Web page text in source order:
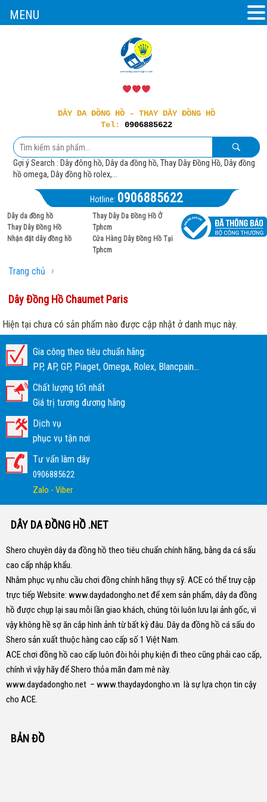
DÂY DA ĐỒNG HỒ - THAY DÂY ĐỒNG HỒ
Tel: 0906885622
Gợi ý Search : Dây đông hồ, Dây da đồng hồ, Thay Dây Đồng Hồ, Dây đồng
hồ omega, Dây đồng hồ rolex,...
Hotline: 0906885622
Dây da đồng hồ
Thay Dây Đồng Hồ
Nhận đặt dây đồng hồ
Thay Dây Da Đồng Hồ Ở
Tphcm
Cửa Hàng Dây Đồng Hồ Tại
Tphcm
Trang chủ ›
Dây Đồng Hồ Chaumet Paris
Hiện tại chưa có sản phẩm nào được cập nhật ở danh mục này.
Gia công theo tiêu chuẩn hãng:
PP, AP, GP, Piaget, Omega, Rolex, Blancpain...
Chất lượng tốt nhất
Giá trị tương đương hãng
Dịch vụ
phục vụ tận nơi
Tư vấn làm dây
0906885622
Zalo - Viber
DÂY DA ĐỒNG HỒ .NET
Shero chuyên dây da đồng hồ theo tiêu chuẩn chính hãng, bằng da cá sấu
cao cấp nhập khẩu.
Nhằm phục vụ nhu cầu chơi đồng chính hãng thụy sỹ. ACE có thể truy cập
trực tiếp Website: www.daydadongho.netđể xem sản phẩm, dây da đồng
hồ được chụp lại sau mỗi lần giao khách, chúng tôi luôn lưu lại ảnh gốc, vì
vậy không hề sợ ăn cắp hình ảnh từ bất kỳ đâu. Dây da đồng hồ cá sấu do
Shero sản xuất thuộc hàng cao cấp số 1 Việt Nam.
ACE chơi đồng hồ cao cấp luôn đòi hỏi phụ kiện đi theo cũng phải cao cấp,
chính vì vậy hãy để Shero thỏa mãn đam mê này.
www.daydadongho.net – www.thaydaydongho.vn là sự lựa chọn tin cậy
cho ACE.
BẢN ĐỒ
MENU